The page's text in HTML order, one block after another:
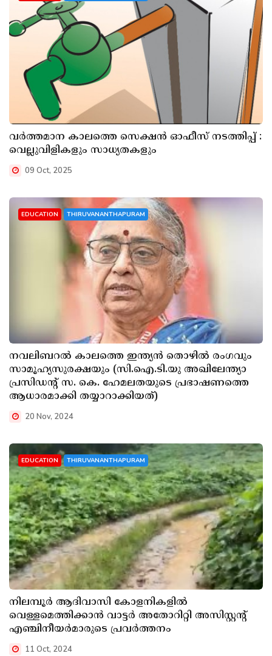
വർത്തമാന കാലത്തെ സെക്ഷൻ ഓഫീസ് നടത്തിപ്പ് :
വെല്ലുവിളികളും സാധ്യതകളും
09 Oct, 2025
EDUCATION THIRUVANANTHAPURAM
നവലിബറൽ കാലത്തെ ഇന്ത്യൻ തൊഴിൽ രംഗവും
സാമൂഹ്യസുരക്ഷയും (സി.ഐ.ടി.യു അഖിലേന്ത്യാ
പ്രസിഡന്‍റ് സ. കെ. ഹേമലതയുടെ പ്രഭാഷണത്തെ
ആധാരമാക്കി തയ്യാറാക്കിയത്)
20 Nov, 2024
EDUCATION THIRUVANANTHAPURAM
നിലമ്പൂർ ആദിവാസി കോളനികളിൽ
വെള്ളമെത്തിക്കാൻ വാട്ടർ അതോറിറ്റി അസിസ്റ്റന്റ്
എഞ്ചിനീയർമാരുടെ പ്രവർത്തനം
11 Oct, 2024